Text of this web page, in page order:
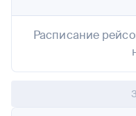
Расписание